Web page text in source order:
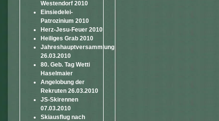
Westendorf 2010
Einsiedelei-
Patrozinium 2010
Herz-Jesu-Feuer 2010
Heiliges Grab 2010
Jahreshauptversammlung
26.03.2010
80. Geb. Tag Wetti
Haselmaier
Angelobung der
Rekruten 26.03.2010
JS-Skirennen
07.03.2010
Skiausflug nach